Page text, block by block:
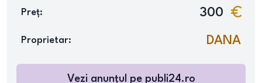
Preț: 300
Proprietar: DANA
Vezi anunțul pe publi24.ro